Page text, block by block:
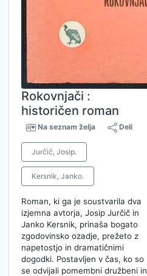
Rokovnjači :
historičen roman
Na seznam želja Deli
Jurčič, Josip.
Kersnik, Janko.
Roman, ki ga je soustvarila dva
izjemna avtorja, Josip Jurčič in
Janko Kersnik, prinaša bogato
zgodovinsko ozadje, prežeto z
napetostjo in dramatičnimi
dogodki. Postavljen v čas, ko so
se odvijali pomembni družbeni in